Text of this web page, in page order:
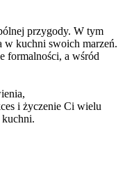
przygody. W tym
w kuchni swoich marzeń.
formalności, a wśród
i życzenie Ci wielu